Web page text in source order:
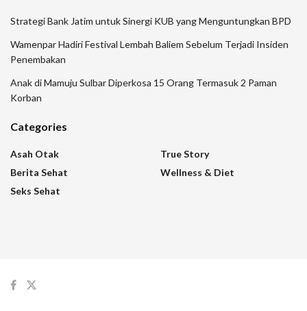
Strategi Bank Jatim untuk Sinergi KUB yang Menguntungkan BPD
Wamenpar Hadiri Festival Lembah Baliem Sebelum Terjadi Insiden
Penembakan
Anak di Mamuju Sulbar Diperkosa 15 Orang Termasuk 2 Paman
Korban
Categories
Asah Otak
Berita Sehat
Seks Sehat
True Story
Wellness & Diet